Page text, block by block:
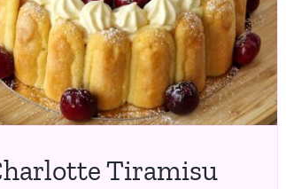
Tiramisu
A partager